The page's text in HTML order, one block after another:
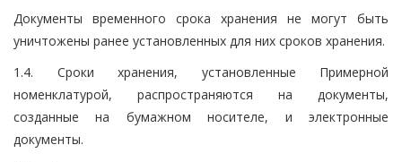
Документы временного срока хранения не могут быть
уничтожены ранее установленных для них сроков хранения.
1.4. Сроки хранения, установленные Примерной
номенклатурой, распространяются на документы,
созданные на бумажном носителе, и электронные
документы.